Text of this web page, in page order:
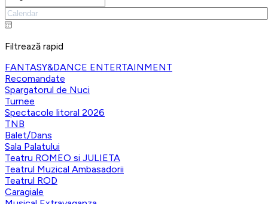
Filtrează rapid
FANTASY&DANCE ENTERTAINMENT
Recomandate
Spargatorul de Nuci
Turnee
Spectacole litoral 2026
TNB
Balet/Dans
Sala Palatului
Teatru ROMEO si JULIETA
Teatrul Muzical Ambasadorii
Teatrul ROD
Caragiale